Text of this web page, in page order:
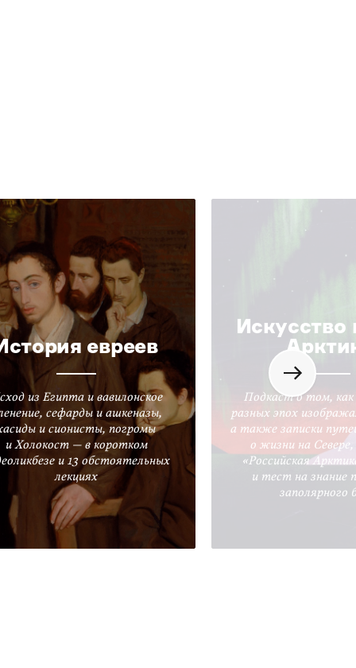
евреев
из Египта и вавилонское
сефарды и ашкеназы,
и сионисты, погромы
и Холокост — в коротком
и 13 обстоятельных
лекциях
Искусство
Подкаст о том,
разных эпох
а также записки
о жизни на
«Российская
и тест на знание
заполярного